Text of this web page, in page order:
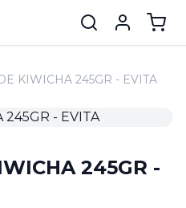
KIWICHA 245GR - EVITA
245GR -